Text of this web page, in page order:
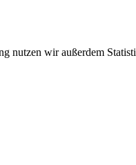
nutzen wir außerdem